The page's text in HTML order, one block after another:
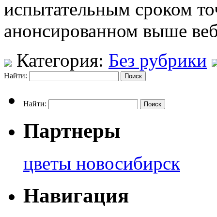
испытательным сроком
анонсированном выше
Категория: Без рубрики
Найти:
Найти:
Партнеры
цветы новосибирск
Навигация